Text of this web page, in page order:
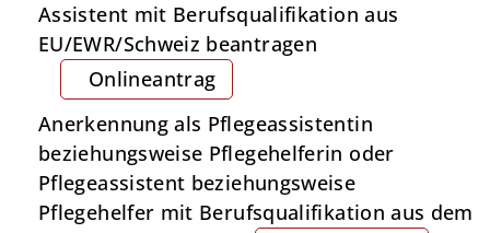
Assistent mit Berufsqualifikation aus
EU/EWR/Schweiz beantragen
Onlineantrag
Anerkennung als Pflegeassistentin
beziehungsweise Pflegehelferin oder
Pflegeassistent beziehungsweise
Pflegehelfer mit Berufsqualifikation aus dem